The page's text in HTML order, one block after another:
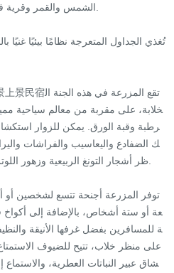
الشمس والقمر وقرية
خلابة، على مقربة من معالم سياحية
رطبة وقبة الورق. يمكن للزوار
ك الضفادع واليعاسيب والفراشات
ظر أشجار التونغ الربيعية وزهور
عة أو ستة أشخاص، بالإضافة إلى أكواخ
على منظر خلاب، تتيح للضيوف
شاق عبير النباتات العطرية،